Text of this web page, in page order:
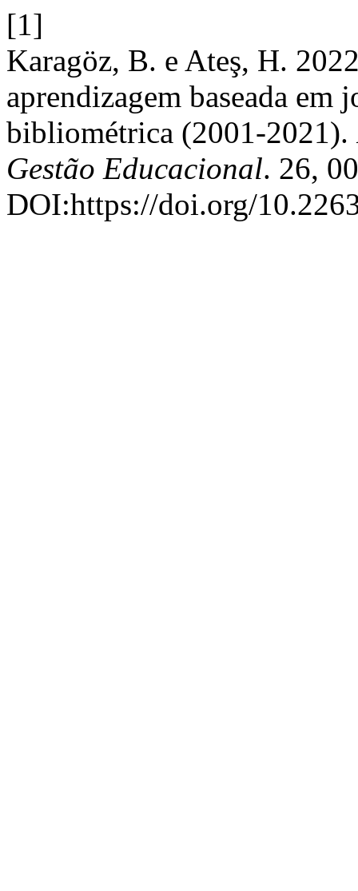
[1]
Karagöz, B. e Ateş, H.
aprendizagem baseada
bibliométrica (2001-2021).
Gestão Educacional. 26,
DOI:https://doi.org/